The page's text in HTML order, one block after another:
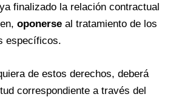
finalizado la relación contractual
oponerse al tratamiento de los
específicos.
de estos derechos, deberá
correspondiente a través del